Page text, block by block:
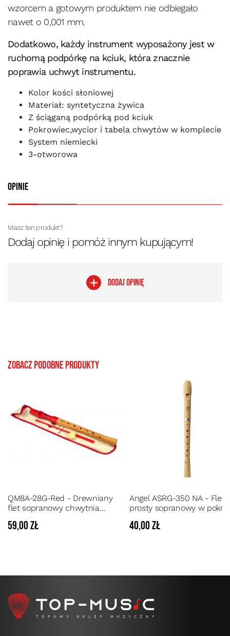
Opinie
Masz ten produkt?
Dodaj opinię i pomóż innym kupującym!
DODAJ OPINIĘ
wzorcem a gotowym produktem nie odbiegało
nawet o 0,001 mm.
Dodatkowo, każdy instrument wyposażony jest w
ruchomą podpórkę na kciuk, która znacznie
poprawia uchwyt instrumentu.
Kolor kości słoniowej
Materiał: syntetyczna żywica
Z ściąganą podpórką pod kciuk
Pokrowiec,wycior i tabela chwytów w komplecie
System niemiecki
3-otworowa
Zobacz podobne produkty
QM8A-28G-Red - Drewniany
flet sopranowy chwytnia
59,00 zł
Angel ASRG-350 NA - Flet
prosty sopranowy w
40,00 zł